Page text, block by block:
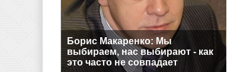
Борис Макаренко: Мы
выбираем, нас выбирают - как
это часто не совпадает